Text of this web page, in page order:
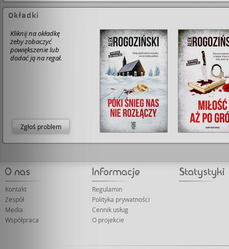
Okładki
Kliknij na okładkę
żeby zobaczyć
powiększenie lub
dodać ją na regał.
Zgłoś problem
Kontakt
Zespół
Media
Współpraca
Regulamin
Polityka prywatności
Cennik usług
O projekcie